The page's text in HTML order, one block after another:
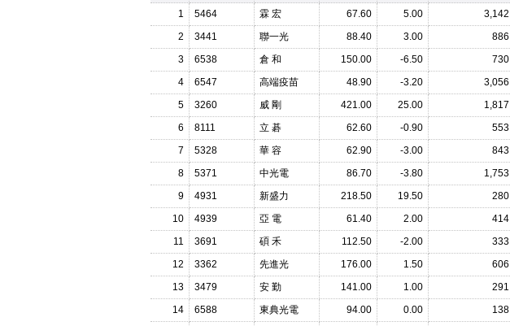
1 5464 霖 宏 67.60 5.00 3,142
2
3441 聯一光 88.40 3.00 886
3
6538 倉 和 150.00 -6.50 730
4
6547 高端疫苗 48.90 -3.20 3,056
5
3260 威 剛 421.00 25.00 1,817
6
8111 立 碁 62.60 -0.90 553
7
5328 華 容 62.90 -3.00 843
8
5371 中光電 86.70 -3.80 1,753
9
4931 新盛力 218.50 19.50 280
10
4939 亞 電 61.40 2.00 414
11
3691 碩 禾 112.50 -2.00 333
12
3362 先進光 176.00 1.50 606
13
3479 安 勤 141.00 1.00 291
14
6588 東典光電 94.00 0.00 138